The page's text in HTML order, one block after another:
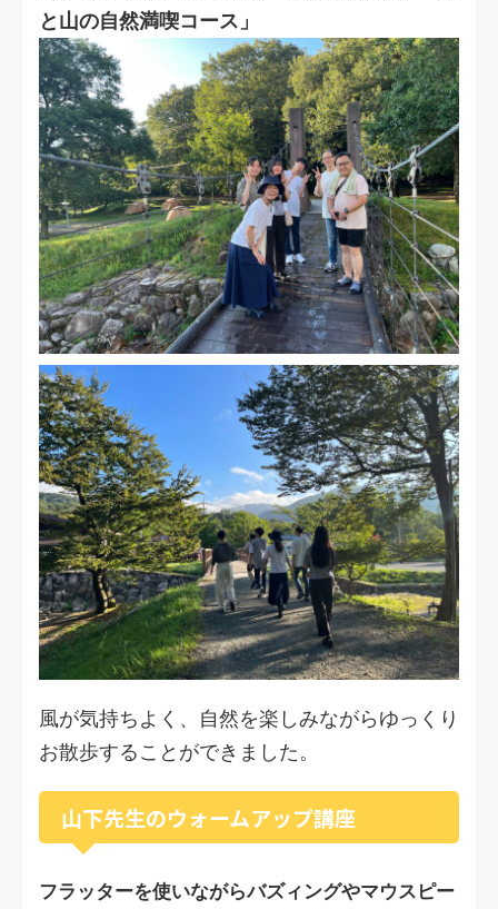
と山の自然満喫コース」
風が気持ちよく、自然を楽しみながらゆっくり
お散歩することができました。
山下先生のウォームアップ講座
フラッターを使いながらバズィングやマウスピー